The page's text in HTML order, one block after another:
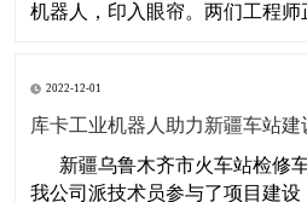
机器人，印入眼帘。两们工程
几个黄色的安全标签，在提醒着
是
2022-12-01
库卡工业机器人助力新疆车站建
新疆乌鲁木齐市火车站检修
我公司派技术员参与了项目建